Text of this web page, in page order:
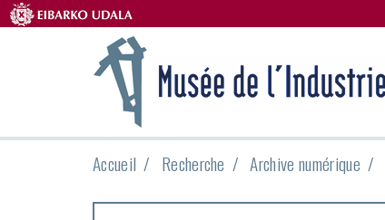
Accueil Recherche Archive numérique